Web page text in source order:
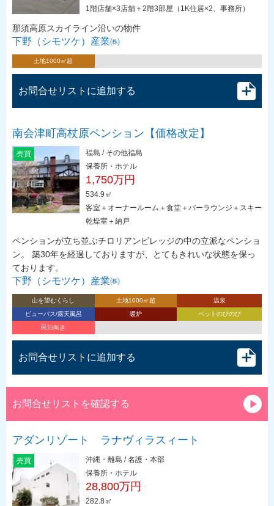
1階店舗×3店舗＋2階3部屋（1K住居×2、事務所）
那須高原スカイライン沿いの物件
下野（シモツケ）産業㈱
土地1000㎡超
お問合せリストに追加する
南会津町高杖原ペンション【価格改定】
売買
福島 / その他福島
保養所・ホテル
1,750万円
534.9㎡
客室＋オーナールーム＋食堂＋バーラウンジ＋スキー
乾燥室＋納戸
ペンションが立ち並ぶチロリアンビレッジの中の立派なペンショ
ン。 築30年を経過しておりますが、とてもきれいな状態を保っ
ております。
下野（シモツケ）産業㈱
山を望むくらし 土地1000㎡超
温泉
ビューバス/露天風呂
暖炉
ペットのびのび
民泊向き
お問合せリストに追加する
お問合せリストを確認する
アダンリゾート ラナヴィラスィート
売買
沖縄・離島 / 名護・本部
保養所・ホテル
28,800万円
282.8㎡